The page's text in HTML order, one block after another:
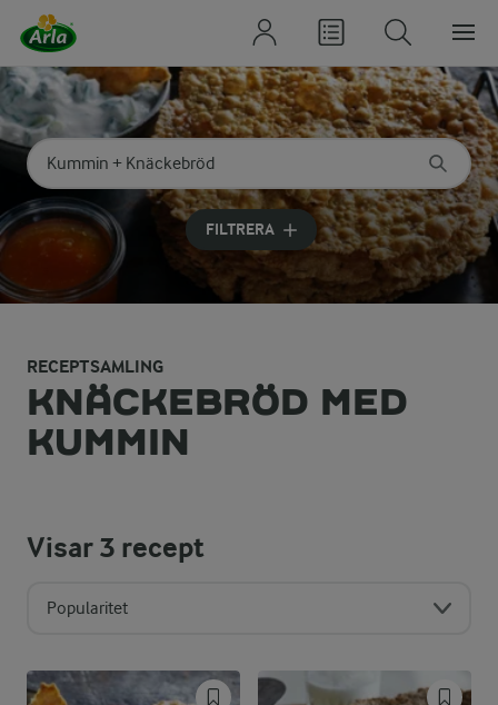
Sök på kategori eller ingrediens
Skriv in sökord för att få förslag
FILTRERA
RECEPTSAMLING
KNÄCKEBRÖD MED
KUMMIN
Visar3 recept
Popularitet